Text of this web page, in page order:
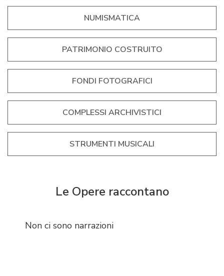
NUMISMATICA
PATRIMONIO COSTRUITO
FONDI FOTOGRAFICI
COMPLESSI ARCHIVISTICI
STRUMENTI MUSICALI
Le Opere raccontano
Non ci sono narrazioni